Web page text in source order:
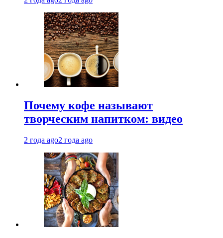
Почему кофе называют
творческим напитком: видео
2 года ago2 года ago